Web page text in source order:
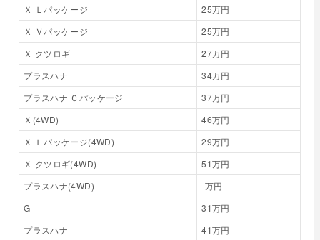
Ｘ Ｌパッケージ
25万円
Ｘ Ｖパッケージ
25万円
Ｘ クツロギ
27万円
プラスハナ
34万円
プラスハナ Ｃパッケージ
37万円
Ｘ(4WD)
46万円
Ｘ Ｌパッケージ(4WD)
29万円
Ｘ クツロギ(4WD)
51万円
プラスハナ(4WD)
-万円
G
31万円
プラスハナ
41万円